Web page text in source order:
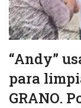
“Andy”
para
GRANO.